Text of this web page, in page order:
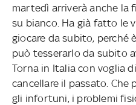
martedì arriverà anche la
su bianco. Ha già fatto le
giocare da subito, perché
può tesserarlo da subito
Torna in Italia con voglia
cancellare il passato. Che
gli infortuni, i problemi